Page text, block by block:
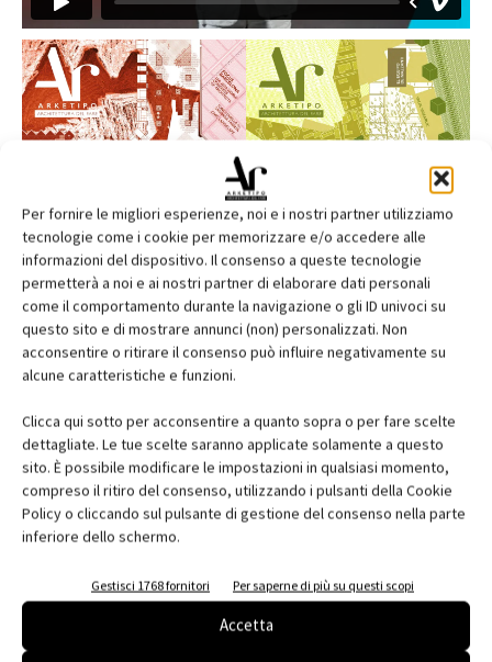
Per fornire le migliori esperienze, noi e i nostri partner utilizziamo
tecnologie come i cookie per memorizzare e/o accedere alle
informazioni del dispositivo. Il consenso a queste tecnologie
permetterà a noi e ai nostri partner di elaborare dati personali
come il comportamento durante la navigazione o gli ID univoci su
questo sito e di mostrare annunci (non) personalizzati. Non
acconsentire o ritirare il consenso può influire negativamente su
alcune caratteristiche e funzioni.
Clicca qui sotto per acconsentire a quanto sopra o per fare scelte
dettagliate. Le tue scelte saranno applicate solamente a questo
sito. È possibile modificare le impostazioni in qualsiasi momento,
compreso il ritiro del consenso, utilizzando i pulsanti della Cookie
Policy o cliccando sul pulsante di gestione del consenso nella parte
inferiore dello schermo.
Gestisci 1768 fornitori Per saperne di più su questi scopi
Accetta
Edicola web
Abbonati e regala
Iscriviti alla newsletter